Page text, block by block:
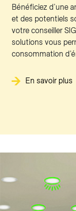
Bénéficiez d’une
et des potentiels
votre conseiller
solutions vous
consommation
En savoir plus